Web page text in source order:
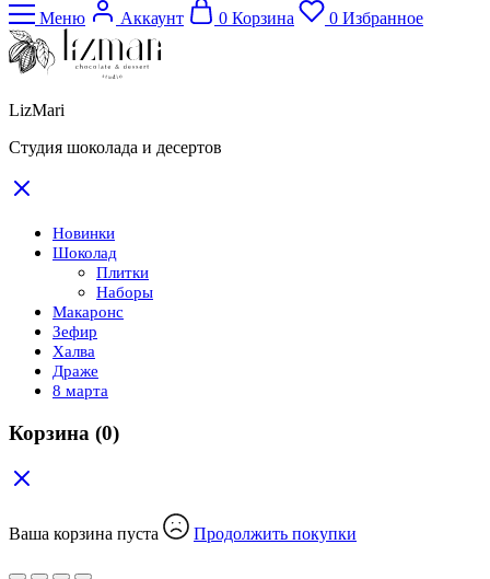
Меню Аккаунт 0 Корзина 0 Избранное
LizMari
Студия шоколада и десертов
Новинки
Шоколад
Плитки
Наборы
Макаронс
Зефир
Халва
Драже
8 марта
Корзина (0)
Ваша корзина пуста Продолжить покупки